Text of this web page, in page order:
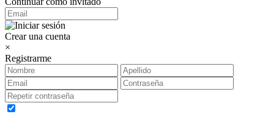
Crear una cuenta
×
Registrarme